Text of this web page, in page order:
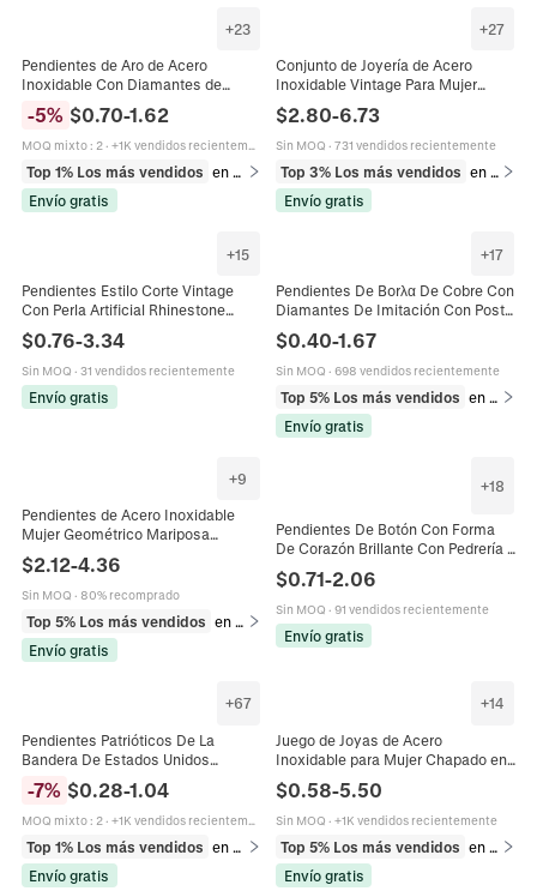
+23
Pendientes de Aro de Acero
Inoxidable Con Diamantes de
Imitación Incrustados Simples Oro
Plata Oro Rosa Negro Redondos
Para Mujer Hombre Joyería
-5% $0.70-1.62
MOQ mixto: 2· +1K vendidos recientemente
Top 1% Los más vendidos
en Pendientes
Envío gratis
+27
Conjunto de Joyería de Acero
Inoxidable Vintage Para Mujer
Chapado en Oro Colorido Perla
Artificial Corazón Cruz Luck Collar
Pendientes Anillo
$2.80-6.73
Sin MOQ · 731 vendidos recientemente
Top 3% Los más vendidos
en Juegos de joyería
Envío gratis
+15
Pendientes Estilo Corte Vintage
Con Perla Artificial Rhinestone
Esmalte Diseños Geométricos
Florales Y Poste De Plata Para
Mujer
$0.76-3.34
Sin MOQ · 31 vendidos recientemente
Envío gratis
+17
Pendientes De Borλα De Cobre Con
Diamantes De Imitación Con Poste
De Plata Esterlina 925 Joyería Para
Mujer
$0.40-1.67
Sin MOQ · 698 vendidos recientemente
Top 5% Los más vendidos
en Pendientes
Envío gratis
+9
Pendientes de Acero Inoxidable
Mujer Geométrico Mariposa
Estrella Redondo Números
Romanos Borla Strass Perla
Artificial Joyería
$2.12-4.36
Sin MOQ · 80% recomprado
Top 5% Los más vendidos
en Pendientes
Envío gratis
+18
Pendientes De Botón Con Forma
De Corazón Brillante Con Pedrería Y
Poste De Acero Inoxidable Joyas
Elegantes Para Mujer
$0.71-2.06
Sin MOQ · 91 vendidos recientemente
Envío gratis
+67
Pendientes Patrióticos De La
Bandera De Estados Unidos
Diamantes De Imitación Estrellas
Rayas Joyas Para Mujer
-7% $0.28-1.04
MOQ mixto: 2· +1K vendidos recientemente
Top 1% Los más vendidos
Envío gratis
+14
Juego de Joyas de Acero
Inoxidable para Mujer Chapado en
Rectangular Collar Pulsera
Pendientes de Botón Juego
$0.58-5.50
Sin MOQ · +1K vendidos recientemente
Top 5% Los más vendidos
Envío gratis